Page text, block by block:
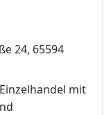
24, 65594
mit